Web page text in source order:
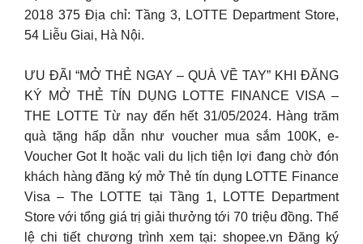
2018 375 Địa chỉ: Tầng 3, LOTTE Department Store,
54 Liễu Giai, Hà Nội.
ƯU ĐÃI “MỞ THẺ NGAY – QUÀ VỀ TAY” KHI ĐĂNG
KÝ MỞ THẺ TÍN DỤNG LOTTE FINANCE VISA –
THE LOTTE Từ nay đến hết 31/05/2024. Hàng trăm
quà tặng hấp dẫn như voucher mua sắm 100K, e-
Voucher Got It hoặc vali du lịch tiện lợi đang chờ đón
khách hàng đăng ký mở Thẻ tín dụng LOTTE Finance
Visa – The LOTTE tại Tầng 1, LOTTE Department
Store với tổng giá trị giải thưởng tới 70 triệu đồng. Thể
lệ chi tiết chương trình xem tại: shopee.vn Đăng ký